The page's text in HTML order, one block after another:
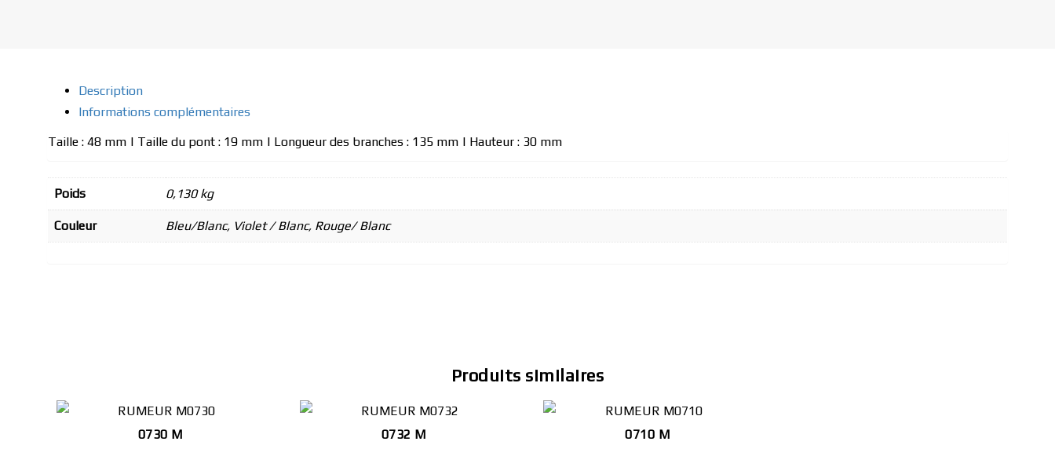
Description
Informations complémentaires
Taille : 48 mm | Taille du pont : 19 mm | Longueur des branches : 135 mm | Hauteur : 30 mm
Poids 0,130 kg
Couleur Bleu/Blanc, Violet / Blanc, Rouge/ Blanc
Produits similaires
0730 M 0732 M 0710 M